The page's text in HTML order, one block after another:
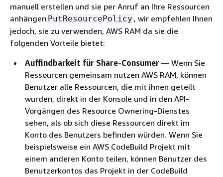
manuell erstellen und sie per Anruf an Ihre Ressourcen
anhängen PutResourcePolicy , wir empfehlen Ihnen
jedoch, sie zu verwenden, AWS RAM da sie die
folgenden Vorteile bietet:
Auffindbarkeit für Share-Consumer — Wenn Sie
Ressourcen gemeinsam nutzen AWS RAM, können
Benutzer alle Ressourcen, die mit ihnen geteilt
wurden, direkt in der Konsole und in den API-
Vorgängen des Resource Ownering-Dienstes
sehen, als ob sich diese Ressourcen direkt im
Konto des Benutzers befinden würden. Wenn Sie
beispielsweise ein AWS CodeBuild Projekt mit
einem anderen Konto teilen, können Benutzer des
Benutzerkontos das Projekt in der CodeBuild